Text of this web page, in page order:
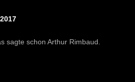
sagte schon Arthur Rimbaud.